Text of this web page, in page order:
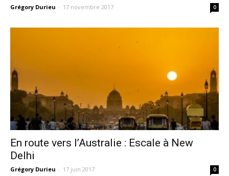
Grégory Durieu - 17 novembre 2017 0
En route vers l’Australie : Escale à New
Delhi
Grégory Durieu - 17 juin 2017 0